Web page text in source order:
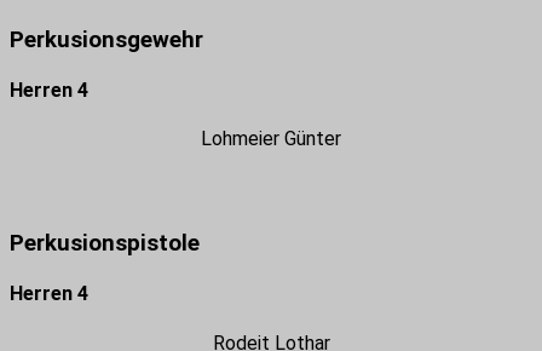
Perkusionsgewehr
Herren 4
Lohmeier Günter
Perkusionspistole
Herren 4
Rodeit Lothar